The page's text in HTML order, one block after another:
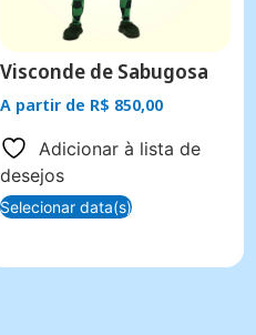
Visconde de Sabugosa
A partir de R$ 850,00
Adicionar à lista de
desejos
Selecionar data(s)